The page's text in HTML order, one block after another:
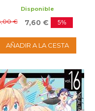
Disponible
€ 7,60 € 5%
AÑADIR A LA CESTA